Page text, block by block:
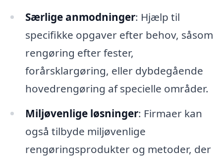
Særlige anmodninger: Hjælp til
specifikke opgaver efter behov, såsom
rengøring efter fester,
forårsklargøring, eller dybdegående
hovedrengøring af specielle områder.
Miljøvenlige løsninger: Firmaer kan
også tilbyde miljøvenlige
rengøringsprodukter og metoder, der